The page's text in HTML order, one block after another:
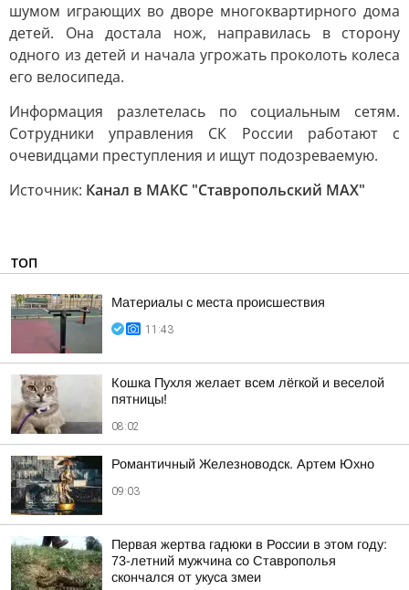
шумом играющих во дворе многоквартирного дома
детей. Она достала нож, направилась в сторону
одного из детей и начала угрожать проколоть колеса
его велосипеда.
Информация разлетелась по социальным сетям.
Сотрудники управления СК России работают с
очевидцами преступления и ищут подозреваемую.
Источник: Канал в МАКС "Ставропольский MAX"
ТОП
Материалы с места происшествия
11:43
Кошка Пухля желает всем лёгкой и веселой
пятницы!
08:02
Романтичный Железноводск. Артем Юхно
09:03
Первая жертва гадюки в России в этом году:
73-летний мужчина со Ставрополья
скончался от укуса змеи